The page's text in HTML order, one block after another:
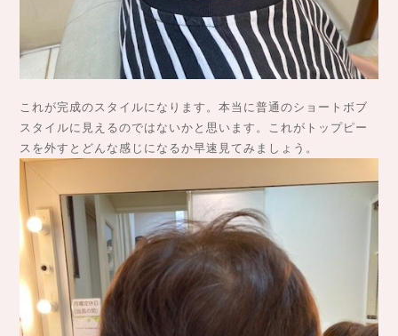
これが完成のスタイルになります。本当に普通のショートボブ
スタイルに見えるのではないかと思います。これがトップピー
スを外すとどんな感じになるか早速見てみましょう。